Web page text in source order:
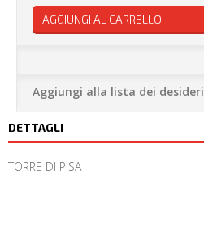
AGGIUNGI AL CARRELLO
Aggiungi alla lista dei desideri
DETTAGLI
TORRE DI PISA